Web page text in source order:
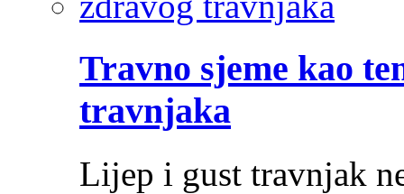
Travno sjeme kao
travnjaka
Lijep i gust travnjak